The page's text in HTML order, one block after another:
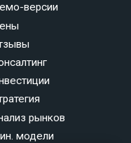
версии
рынков
модели